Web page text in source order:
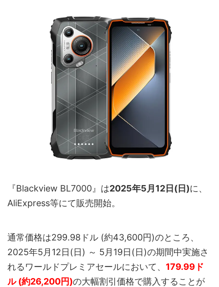
『Blackview BL7000』は2025年5月12日(日)に、
AliExpress等にて販売開始。
通常価格は299.98ドル (約43,600円)のところ、
2025年5月12日(日) ～ 5月19日(日)の期間中実施さ
れるワールドプレミアセールにおいて、 179.99ド
ル (約26,200円)の大幅割引価格で購入することが